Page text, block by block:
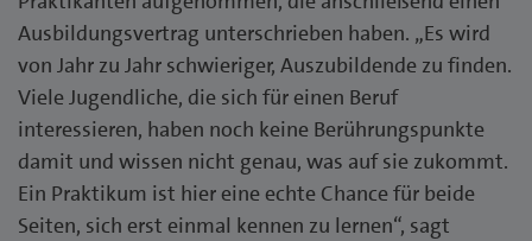
Ausbildungsvertrag unterschrieben haben. „Es wird
von Jahr zu Jahr schwieriger, Auszubildende zu finden.
Viele Jugendliche, die sich für einen Beruf
interessieren, haben noch keine Berührungspunkte
damit und wissen nicht genau, was auf sie zukommt.
Ein Praktikum ist hier eine echte Chance für beide
Seiten, sich erst einmal kennen zu lernen“, sagt